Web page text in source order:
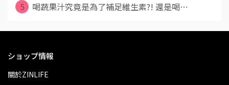
5
喝蔬果汁究竟是為了補足維生素?! 還是喝⋯
ショップ情報
關於ZINLIFE